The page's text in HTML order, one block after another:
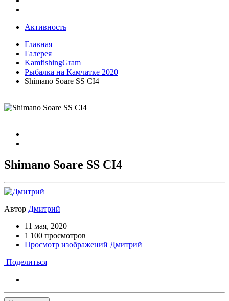
Активность
Главная
Галерея
KamfishingGram
Рыбалка на Камчатке 2020
Shimano Soare SS CI4
Shimano Soare SS CI4
Автор Дмитрий
11 мая, 2020
1 100 просмотров
Просмотр изображений Дмитрий
Поделиться